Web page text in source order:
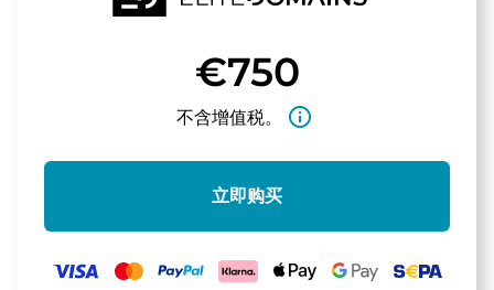
€750
不含增值税。 info_outline
立即购买